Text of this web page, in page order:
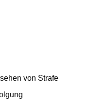
von Strafe